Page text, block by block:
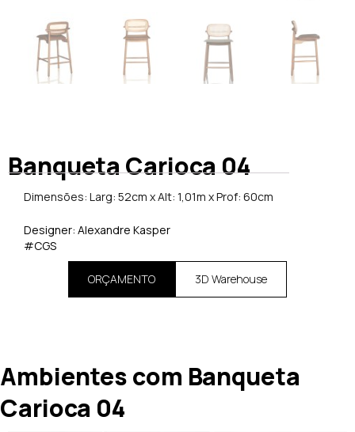
Banqueta Carioca 04
Dimensões: Larg: 52cm x Alt: 1,01m x Prof: 60cm
Designer: Alexandre Kasper
#CGS
ORÇAMENTO 3D Warehouse
Ambientes com Banqueta
Carioca 04